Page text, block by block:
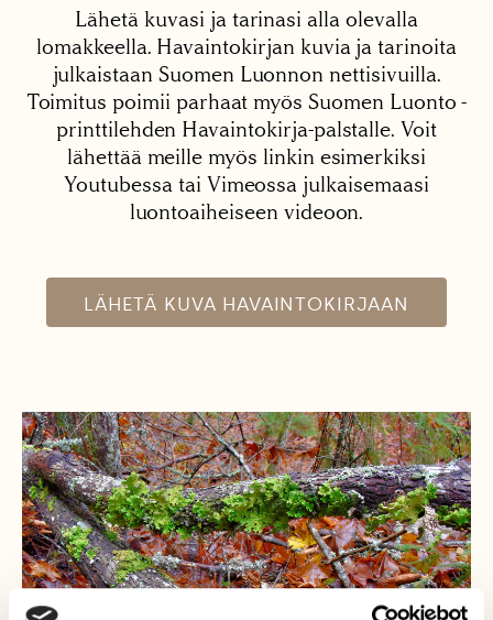
Lähetä kuvasi ja tarinasi alla olevalla
lomakkeella. Havaintokirjan kuvia ja tarinoita
julkaistaan Suomen Luonnon nettisivuilla.
Toimitus poimii parhaat myös Suomen Luonto -
printtilehden Havaintokirja-palstalle. Voit
lähettää meille myös linkin esimerkiksi
Youtubessa tai Vimeossa julkaisemaasi
luontoaiheiseen videoon.
LÄHETÄ KUVA HAVAINTOKIRJAAN